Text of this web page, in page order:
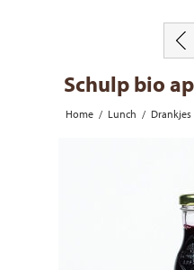
Schulp bio
Home / Lunch / Drankjes